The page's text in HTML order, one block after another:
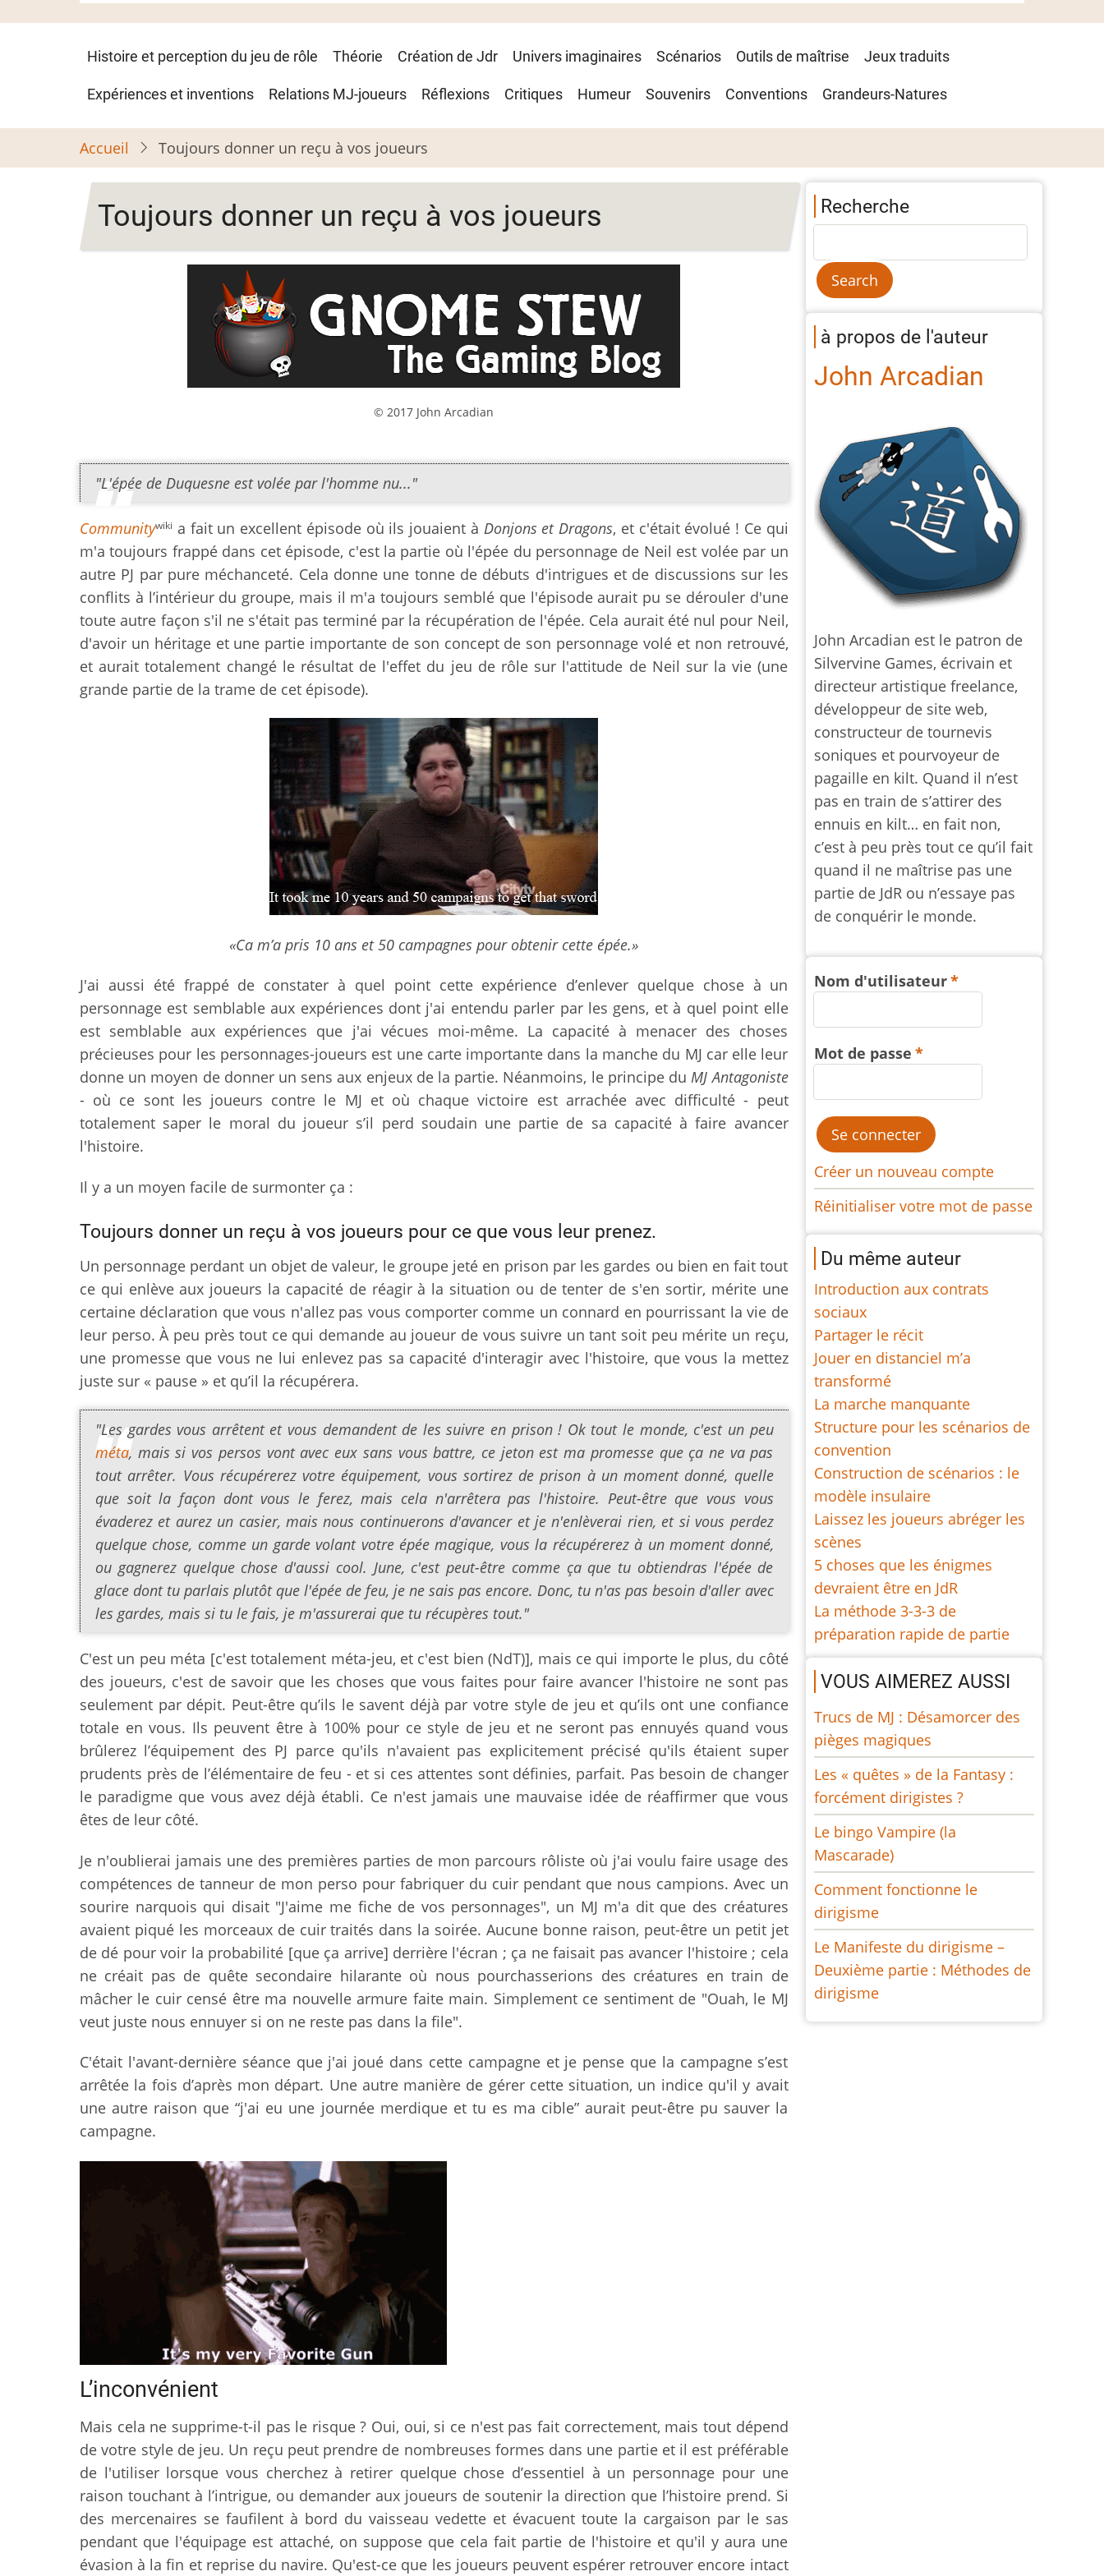
Navigation
principale
Histoire et perception du jeu de rôle Théorie Création de Jdr Univers imaginaires Scénarios Outils de maîtrise Jeux traduits
Expériences et inventions Relations MJ-joueurs Réflexions Critiques Humeur Souvenirs Conventions Grandeurs-Natures
Accueil Toujours donner un reçu à vos joueurs
Toujours donner un reçu à vos joueurs
© 2017 John Arcadian
"L'épée de Duquesne est volée par l'homme nu..."
Communitywiki a fait un excellent épisode où ils jouaient à Donjons et Dragons, et c'était évolué ! Ce qui
m'a toujours frappé dans cet épisode, c'est la partie où l'épée du personnage de Neil est volée par un
autre PJ par pure méchanceté. Cela donne une tonne de débuts d'intrigues et de discussions sur les
conflits à l’intérieur du groupe, mais il m'a toujours semblé que l'épisode aurait pu se dérouler d'une
toute autre façon s'il ne s'était pas terminé par la récupération de l'épée. Cela aurait été nul pour Neil,
d'avoir un héritage et une partie importante de son concept de son personnage volé et non retrouvé,
et aurait totalement changé le résultat de l'effet du jeu de rôle sur l'attitude de Neil sur la vie (une
grande partie de la trame de cet épisode).
«Ca m’a pris 10 ans et 50 campagnes pour obtenir cette épée.»
J'ai aussi été frappé de constater à quel point cette expérience d’enlever quelque chose à un
personnage est semblable aux expériences dont j'ai entendu parler par les gens, et à quel point elle
est semblable aux expériences que j'ai vécues moi-même. La capacité à menacer des choses
précieuses pour les personnages-joueurs est une carte importante dans la manche du MJ car elle leur
donne un moyen de donner un sens aux enjeux de la partie. Néanmoins, le principe duMJ Antagoniste
- où ce sont les joueurs contre le MJ et où chaque victoire est arrachée avec difficulté - peut
totalement saper le moral du joueur s’il perd soudain une partie de sa capacité à faire avancer
l'histoire.
Il y a un moyen facile de surmonter ça :
Toujours donner un reçu à vos joueurs pour ce que vous leur prenez.
Un personnage perdant un objet de valeur, le groupe jeté en prison par les gardes ou bien en fait tout
ce qui enlève aux joueurs la capacité de réagir à la situation ou de tenter de s'en sortir, mérite une
certaine déclaration que vous n'allez pas vous comporter comme un connard en pourrissant la vie de
leur perso. À peu près tout ce qui demande au joueur de vous suivre un tant soit peu mérite un reçu,
une promesse que vous ne lui enlevez pas sa capacité d'interagir avec l'histoire, que vous la mettez
juste sur « pause » et qu’il la récupérera.
"Les gardes vous arrêtent et vous demandent de les suivre en prison ! Ok tout le monde, c'est un peu
méta, mais si vos persos vont avec eux sans vous battre, ce jeton est ma promesse que ça ne va pas
tout arrêter. Vous récupérerez votre équipement, vous sortirez de prison à un moment donné, quelle
que soit la façon dont vous le ferez, mais cela n'arrêtera pas l'histoire. Peut-être que vous vous
évaderez et aurez un casier, mais nous continuerons d'avancer et je n'enlèverai rien, et si vous perdez
quelque chose, comme un garde volant votre épée magique, vous la récupérerez à un moment donné,
ou gagnerez quelque chose d'aussi cool. June, c'est peut-être comme ça que tu obtiendras l'épée de
glace dont tu parlais plutôt que l'épée de feu, je ne sais pas encore. Donc, tu n'as pas besoin d'aller avec
les gardes, mais si tu le fais, je m'assurerai que tu récupères tout."
C'est un peu méta [c'est totalement méta-jeu, et c'est bien (NdT)], mais ce qui importe le plus, du côté
des joueurs, c'est de savoir que les choses que vous faites pour faire avancer l'histoire ne sont pas
seulement par dépit. Peut-être qu’ils le savent déjà par votre style de jeu et qu’ils ont une confiance
totale en vous. Ils peuvent être à 100% pour ce style de jeu et ne seront pas ennuyés quand vous
brûlerez l’équipement des PJ parce qu'ils n'avaient pas explicitement précisé qu'ils étaient super
prudents près de l’élémentaire de feu - et si ces attentes sont définies, parfait. Pas besoin de changer
le paradigme que vous avez déjà établi. Ce n'est jamais une mauvaise idée de réaffirmer que vous
êtes de leur côté.
Je n'oublierai jamais une des premières parties de mon parcours rôliste où j'ai voulu faire usage des
compétences de tanneur de mon perso pour fabriquer du cuir pendant que nous campions. Avec un
sourire narquois qui disait "J'aime me fiche de vos personnages", un MJ m'a dit que des créatures
avaient piqué les morceaux de cuir traités dans la soirée. Aucune bonne raison, peut-être un petit jet
de dé pour voir la probabilité [que ça arrive] derrière l'écran ; ça ne faisait pas avancer l'histoire ; cela
ne créait pas de quête secondaire hilarante où nous pourchasserions des créatures en train de
mâcher le cuir censé être ma nouvelle armure faite main. Simplement ce sentiment de "Ouah, le MJ
veut juste nous ennuyer si on ne reste pas dans la file".
C'était l'avant-dernière séance que j'ai joué dans cette campagne et je pense que la campagne s’est
arrêtée la fois d’après mon départ. Une autre manière de gérer cette situation, un indice qu'il y avait
une autre raison que “j'ai eu une journée merdique et tu es ma cible” aurait peut-être pu sauver la
campagne.
L’inconvénient
Mais cela ne supprime-t-il pas le risque ? Oui, oui, si ce n'est pas fait correctement, mais tout dépend
de votre style de jeu. Un reçu peut prendre de nombreuses formes dans une partie et il est préférable
de l'utiliser lorsque vous cherchez à retirer quelque chose d’essentiel à un personnage pour une
raison touchant à l’intrigue, ou demander aux joueurs de soutenir la direction que l’histoire prend. Si
des mercenaires se faufilent à bord du vaisseau vedette et évacuent toute la cargaison par le sas
pendant que l'équipage est attaché, on suppose que cela fait partie de l'histoire et qu'il y aura une
évasion à la fin et reprise du navire. Qu'est-ce que les joueurs peuvent espérer retrouver encore intact
Recherche
à propos de l'auteur
John Arcadian
John Arcadian est le patron de
Silvervine Games, écrivain et
directeur artistique freelance,
développeur de site web,
constructeur de tournevis
soniques et pourvoyeur de
pagaille en kilt. Quand il n’est
pas en train de s’attirer des
ennuis en kilt… en fait non,
c’est à peu près tout ce qu’il fait
quand il ne maîtrise pas une
partie de JdR ou n’essaye pas
de conquérir le monde.
Nom d'utilisateur
Mot de passe
Créer un nouveau compte
Réinitialiser votre mot de passe
Du même auteur
Introduction aux contrats
sociaux
Partager le récit
Jouer en distanciel m’a
transformé
La marche manquante
Structure pour les scénarios de
convention
Construction de scénarios : le
modèle insulaire
Laissez les joueurs abréger les
scènes
5 choses que les énigmes
devraient être en JdR
La méthode 3-3-3 de
préparation rapide de partie
VOUS AIMEREZ AUSSI
Trucs de MJ : Désamorcer des
pièges magiques
Les « quêtes » de la Fantasy :
forcément dirigistes ?
Le bingo Vampire (la
Mascarade)
Comment fonctionne le
dirigisme
Le Manifeste du dirigisme –
Deuxième partie : Méthodes de
dirigisme